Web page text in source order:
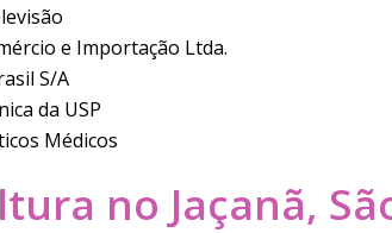
e Importação Ltda.
S/A
da USP
Médicos
no Jaçanã,